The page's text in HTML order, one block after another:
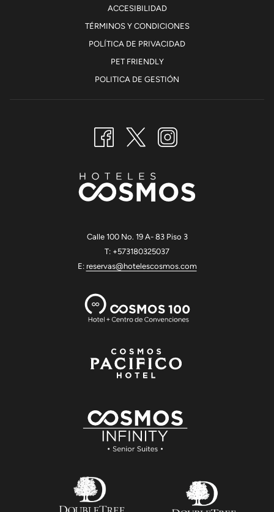
ACCESIBILIDAD
TÉRMINOS Y CONDICIONES
POLÍTICA DE PRIVACIDAD
PET FRIENDLYABRE
EN
POLITICA DE GESTIÓN
Calle 100 No. 19 A- 83 Piso 3
T: +573180325037
E: reservas@hotelescosmos.com